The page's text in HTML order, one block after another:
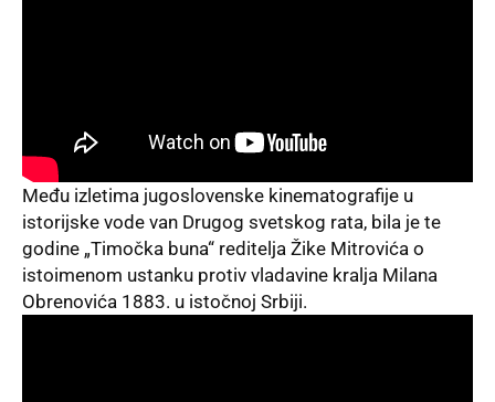
Među izletima jugoslovenske kinematografije u
istorijske vode van Drugog svetskog rata, bila je te
godine „Timočka buna“ reditelja Žike Mitrovića o
istoimenom ustanku protiv vladavine kralja Milana
Obrenovića 1883. u istočnoj Srbiji.